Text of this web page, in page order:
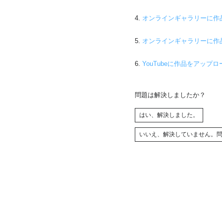
4. オンラインギャラリーに
5. オンラインギャラリーに
6. YouTubeに作品をアップ
問題は解決しましたか？